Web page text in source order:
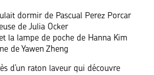
dormir de Pascual Perez Porcar
de Julia Ocker
la lampe de poche de Hanna Kim
de Yawen Zheng
d’un raton laveur qui découvre